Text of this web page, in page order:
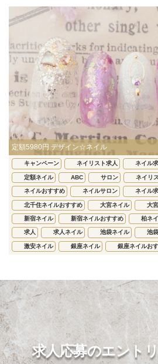
定額5980円 デザイン☆ネイル
キャンペーン ネイリスト求人 ネイル
定額ネイル ABC サロン ネイリ
ネイルおすすめ ネイルサロン ネイル
北千住ネイルおすすめ 大宮ネイル 大
新宿ネイル 新宿ネイルおすすめ 柏ネ
求人 求人ネイル 池袋ネイル 池
激安ネイル 銀座ネイル 銀座ネイルお
求人応募のエント